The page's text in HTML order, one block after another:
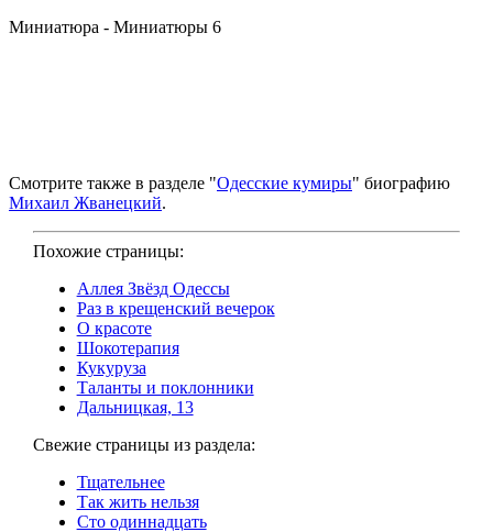
Миниатюра - Миниатюры 6
Смотрите также в разделе "Одесские кумиры" биографию
Михаил Жванецкий.
Похожие страницы:
Аллея Звёзд Одессы
Раз в крещенский вечерок
О красоте
Шокотерапия
Кукуруза
Таланты и поклонники
Дальницкая, 13
Свежие страницы из раздела:
Тщательнее
Так жить нельзя
Сто одиннадцать